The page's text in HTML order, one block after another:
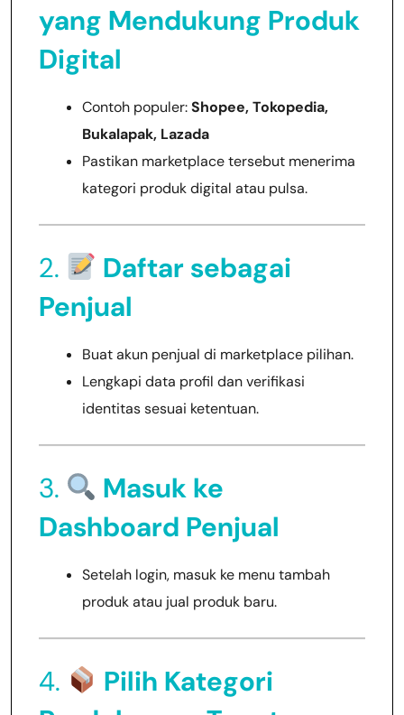
yang Mendukung Produk
Digital
Contoh populer:Shopee, Tokopedia,
Bukalapak, Lazada
Pastikan marketplace tersebut menerima
kategori produk digital atau pulsa.
2.
Daftar sebagai
Penjual
Buat akun penjual di marketplace pilihan.
Lengkapi data profil dan verifikasi
identitas sesuai ketentuan.
3.
Masuk ke
Dashboard Penjual
Setelah login, masuk ke menu tambah
produk atau jual produk baru.
4.
Pilih Kategori